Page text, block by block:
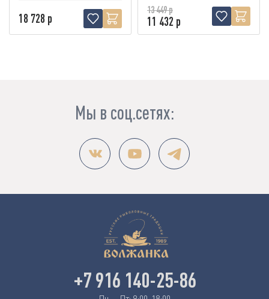
18 728 р
13 449 р
11 432 р
Мы в соц.сетях:
+7 916 140-25-86